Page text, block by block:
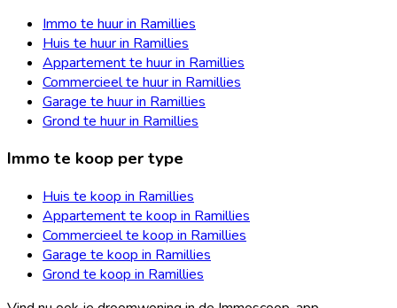
Immo te huur in Ramillies
Huis te huur in Ramillies
Appartement te huur in Ramillies
Commercieel te huur in Ramillies
Garage te huur in Ramillies
Grond te huur in Ramillies
Immo te koop per type
Huis te koop in Ramillies
Appartement te koop in Ramillies
Commercieel te koop in Ramillies
Garage te koop in Ramillies
Grond te koop in Ramillies